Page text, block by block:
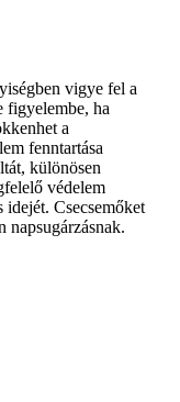
vigye fel a
figyelembe, ha
a
fenntartása
különösen
védelem
idejét. Csecsemőket
napsugárzásnak.